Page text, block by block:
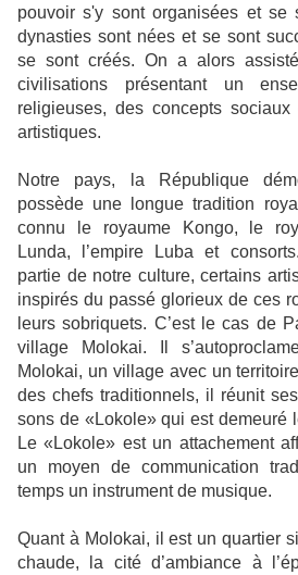
pouvoir s'y sont organisées et se
dynasties sont nées et se sont
se sont créés. On a alors
civilisations présentant un
religieuses, des concepts
artistiques.
Notre pays, la République
possède une longue tradition
connu le royaume Kongo, le
Lunda, l’empire Luba et
partie de notre culture, certains
inspirés du passé glorieux de ces
leurs sobriquets. C’est le cas de
village Molokai. Il
Molokai, un village avec un
des chefs traditionnels, il réunit
sons de «Lokole» qui est demeuré
Le «Lokole» est un attachement
un moyen de communication
temps un instrument de musique.
Quant à Molokai, il est un quartier
chaude, la cité d’ambiance à